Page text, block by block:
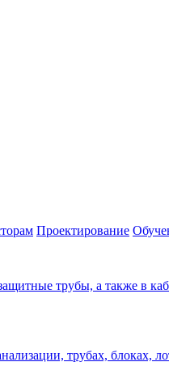
Проектирование
трубы, а также в
трубах, блоках,